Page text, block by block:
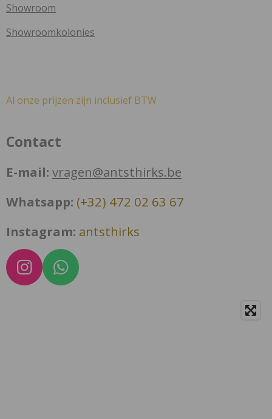
Showroom
Showroomkolonies
Al onze prijzen zijn inclusief BTW
Contact
E-mail: vragen@antsthirks.be
Whatsapp: (+32) 472 02 63 67
Instagram: antsthirks
I
n
W
h